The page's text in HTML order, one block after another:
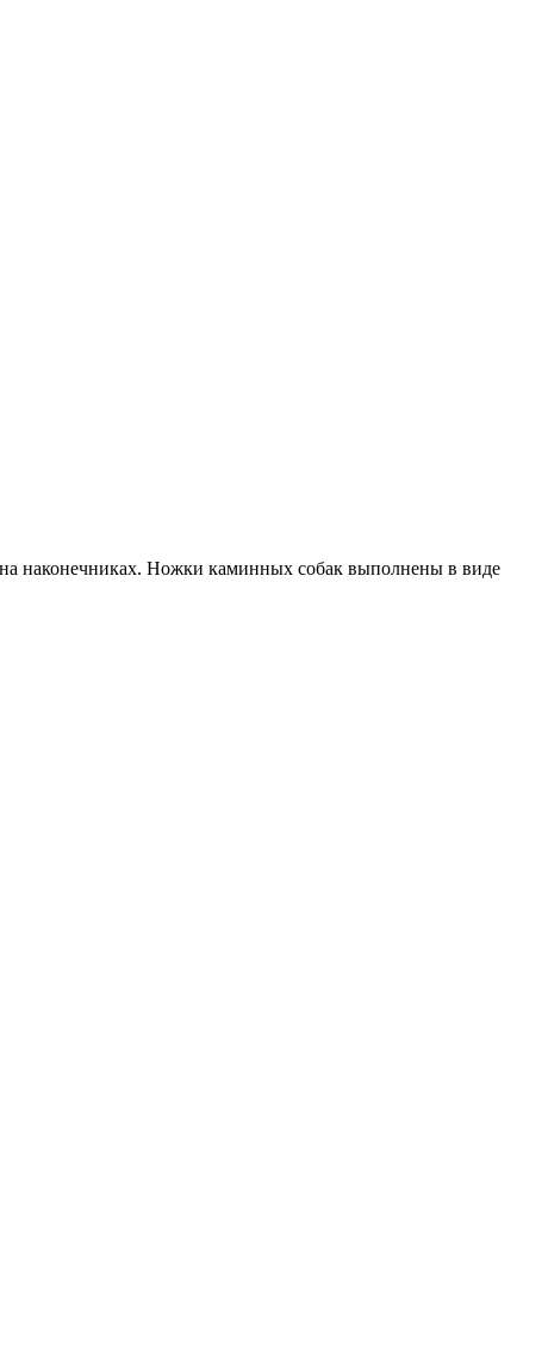
наконечниках. Ножки каминных собак выполнены в виде